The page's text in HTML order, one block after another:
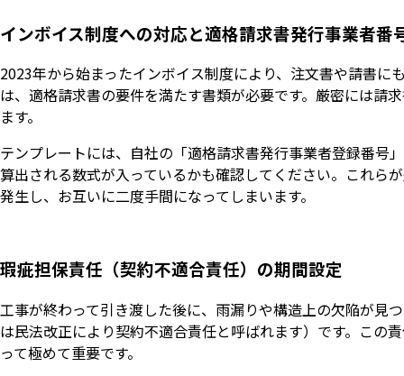
インボイス制度への対応と適格請求書発行事業者番
2023年から始まったインボイス制度により、注文書や請書
は、適格請求書の要件を満たす書類が必要です。厳密には請
ます。
テンプレートには、自社の「適格請求書発行事業者登録番号
算出される数式が入っているかも確認してください。これら
発生し、お互いに二度手間になってしまいます。
瑕疵担保責任（契約不適合責任）の期間設定
工事が終わって引き渡した後に、雨漏りや構造上の欠陥が見
は民法改正により契約不適合責任と呼ばれます）です。この
って極めて重要です。